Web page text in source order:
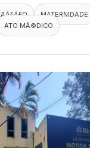
MATERNIDADE
ATO MÃ©DICO